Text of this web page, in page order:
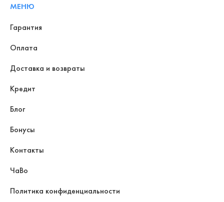
МЕНЮ
Гарантия
Оплата
Доставка и возвраты
Кредит
Блог
Бонусы
Контакты
ЧаВо
Политика конфиденциальности